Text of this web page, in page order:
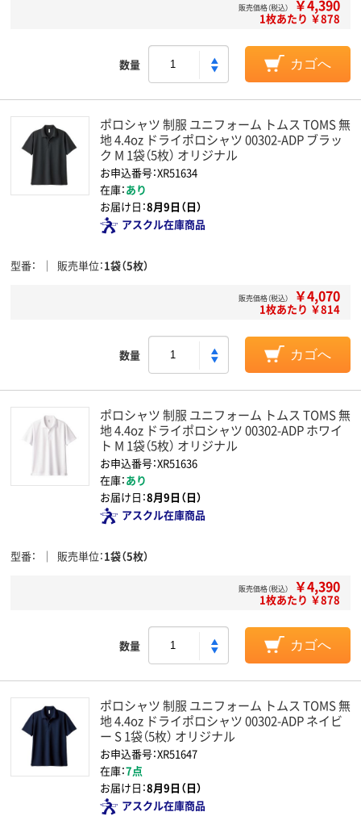
販売価格（税込） ￥4,390
1枚あたり ￥878
数量 カゴへ
ポロシャツ 制服 ユニフォーム トムス TOMS 無
地 4.4oz ドライポロシャツ 00302-ADP ブラッ
ク M 1袋（5枚） オリジナル
お申込番号：XR51634
在庫：あり
お届け日：8月9日（日）
アスクル在庫商品
型番 販売単位 1袋（5枚）
販売価格（税込） ￥4,070
1枚あたり ￥814
数量 カゴへ
ポロシャツ 制服 ユニフォーム トムス TOMS 無
地 4.4oz ドライポロシャツ 00302-ADP ホワイ
ト M 1袋（5枚） オリジナル
お申込番号：XR51636
在庫：あり
お届け日：8月9日（日）
アスクル在庫商品
型番 販売単位 1袋（5枚）
販売価格（税込） ￥4,390
1枚あたり ￥878
数量 カゴへ
ポロシャツ 制服 ユニフォーム トムス TOMS 無
地 4.4oz ドライポロシャツ 00302-ADP ネイビ
ー S 1袋（5枚） オリジナル
お申込番号：XR51647
在庫：7点
お届け日：8月9日（日）
アスクル在庫商品